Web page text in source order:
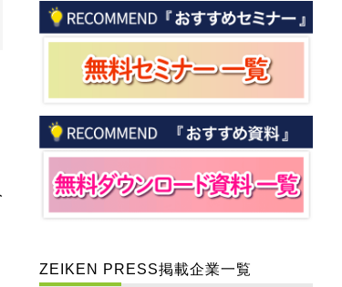
ZEIKEN PRESS掲載企業一覧